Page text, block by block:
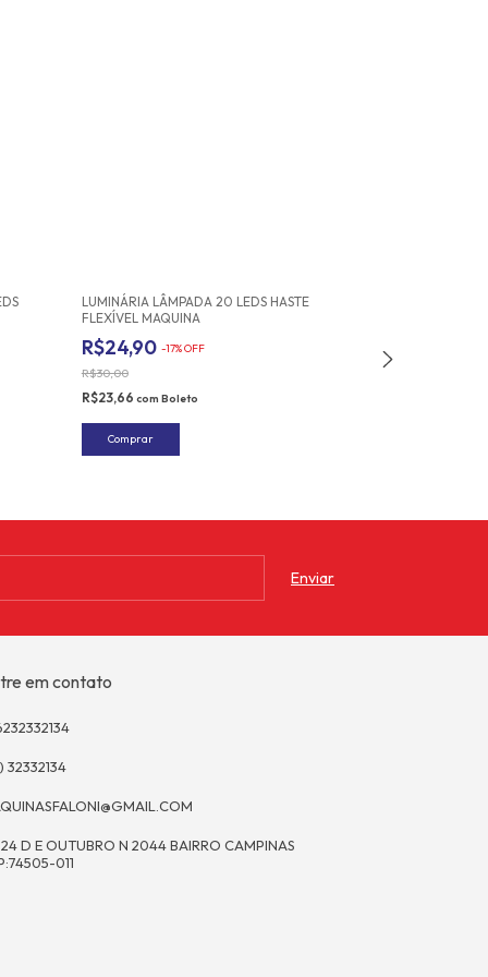
LUMINÁRIA LÂMPADA 20 LEDS HASTE
FLEXÍVEL MAQUINA
R$24,90 -17%OFF
R$30,00
R$23,66 com Boleto
em contato
32332134
D E OUTUBRO N 2044 BAIRRO CAMPINAS
011